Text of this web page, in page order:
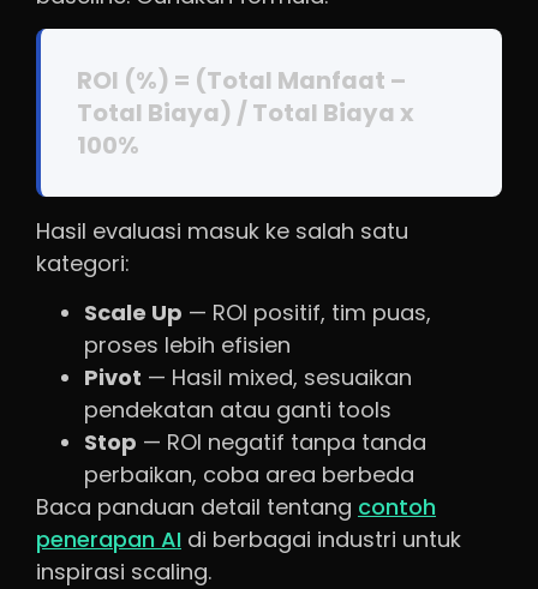
ROI (%) = (Total Manfaat –
Total Biaya) / Total Biaya x
100%
Hasil evaluasi masuk ke salah satu
kategori:
Scale Up — ROI positif, tim puas,
proses lebih efisien
Pivot — Hasil mixed, sesuaikan
pendekatan atau ganti tools
Stop — ROI negatif tanpa tanda
perbaikan, coba area berbeda
Baca panduan detail tentang contoh
penerapan AI di berbagai industri untuk
inspirasi scaling.